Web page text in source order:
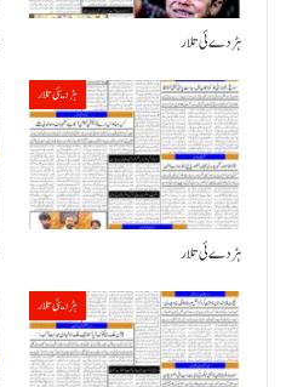
ہڑدے ئی تلار
ہڑدیئی تلار
ہڑدے ئی تلار
ہڑدیئی تلار